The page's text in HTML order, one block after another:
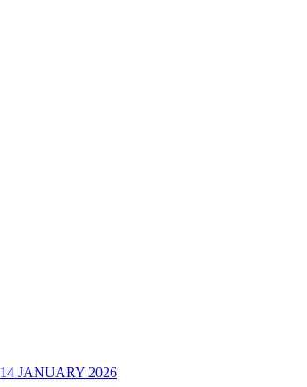
14 JANUARY 2026